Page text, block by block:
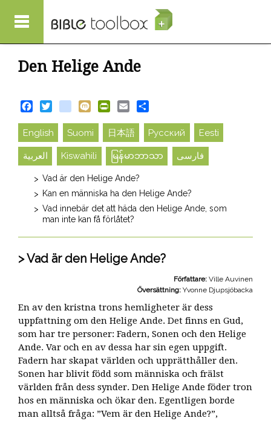
Den Helige Ande
FacebookTwitterblogger_post
Mixi PrintFriendly
Email
English Suomi 日本語 Русский Eesti
العربية Kiswahili မြန်မာဘာသာ فارسی
Vad är den Helige Ande?
Kan en människa ha den Helige Ande?
Vad innebär det att häda den Helige Ande, som
man inte kan få förlåtet?
Vad är den Helige Ande?
Författare: Ville Auvinen
Översättning: Yvonne Djupsjöbacka
En av den kristna trons hemligheter är dess
uppfattning om den Helige Ande. Det finns en Gud,
som har tre personer: Fadern, Sonen och den Helige
Ande. Var och en av dessa har sin egen uppgift.
Fadern har skapat världen och upprätthåller den.
Sonen har blivit född som människa och frälst
världen från dess synder. Den Helige Ande föder tron
hos en människa och ökar den. Egentligen borde
man alltså fråga: ”Vem är den Helige Ande?”,